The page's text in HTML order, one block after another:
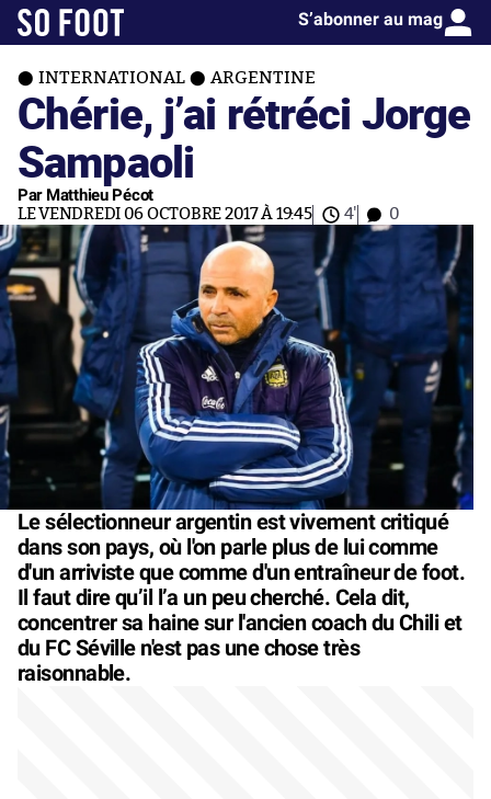
S’abonner au mag
INTERNATIONAL ARGENTINE
Chérie, j’ai rétréci Jorge
Sampaoli
Par Matthieu Pécot
LE VENDREDI 06 OCTOBRE 2017 À 19:45 4' 0
Le sélectionneur argentin est vivement critiqué
dans son pays, où l'on parle plus de lui comme
d'un arriviste que comme d'un entraîneur de foot.
Il faut dire qu’il l’a un peu cherché. Cela dit,
concentrer sa haine sur l'ancien coach du Chili et
du FC Séville n'est pas une chose très
raisonnable.